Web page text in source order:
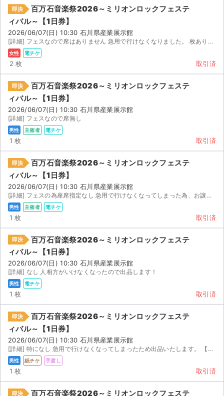
サイト情報
チケットジャム運営会社
プライバシーポリシー
特定商取引法に基づく表記
公演登録依頼
不正転売禁止法について
チケットジャムの取り組み
音楽情報
即決
百万石音楽祭2026～ミリオンロックフェステ
ィバル～【1日券】
2026/06/07(日) 10:30 石川県産業展示館
[詳細] フェスなので席はありません 急用で行けなくなりました。 枚あります。 電子チケットで 前でな...
女性 電チケ
2 枚 取引済
即決
百万石音楽祭2026～ミリオンロックフェステ
ィバル～【1日券】
2026/06/07(日) 10:30 石川県産業展示館
[詳細] フェスなので席無し
男性 主催者 電チケ
1 枚 取引済
即決
百万石音楽祭2026～ミリオンロックフェステ
ィバル～【1日券】
2026/06/07(日) 10:30 石川県産業展示館
[詳細] フェスの為座席指定なし 急用で行けなくなってしまった為、お譲り先探しております。 スマチケのダ...
男性 主催者 電チケ
1 枚 取引済
即決
百万石音楽祭2026～ミリオンロックフェステ
ィバル～【1日券】
2026/06/07(日) 10:30 石川県産業展示館
[詳細] なし 人相方がいけなくなったので出品します！
男性 電チケ
1 枚 取引済
即決
百万石音楽祭2026～ミリオンロックフェステ
ィバル～【1日券】
2026/06/07(日) 10:30 石川県産業展示館
[詳細] 特になし 急用で行けなくなってしまったため出品いたします。 【お渡し方法】 前日の土曜日に...
男性 紙チケ 手渡し
1 枚 取引済
即決
百万石音楽祭2026～ミリオンロックフェステ